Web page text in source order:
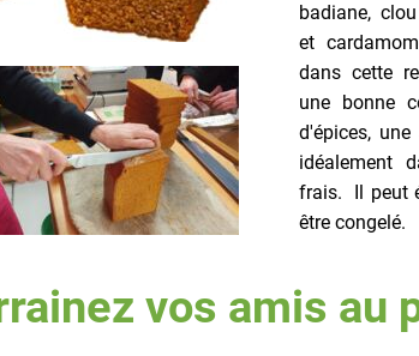
badiane,
et
dans cette
une bonne
d'épices,
idéalement
frais. Il peut
être congelé.
vos amis au